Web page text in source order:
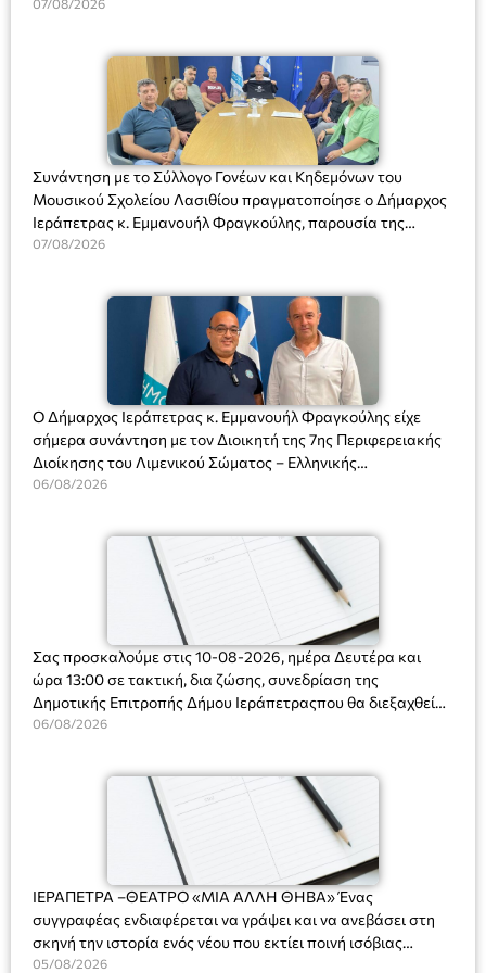
Συνάντηση με το Σύλλογο Γονέων και Κηδεμόνων του
Μουσικού Σχολείου Λασιθίου πραγματοποίησε ο Δήμαρχος
Ιεράπετρας κ. Εμμανουήλ Φραγκούλης, παρουσία της
Διευθύντριας του σχολείου κας Μαριάννας Χαΐτα.
07/08/2026
Ο Δήμαρχος Ιεράπετρας κ. Εμμανουήλ Φραγκούλης είχε
σήμερα συνάντηση με τον Διοικητή της 7ης Περιφερειακής
Διοίκησης του Λιμενικού Σώματος – Ελληνικής
Ακτοφυλακής (Λ.Σ.-ΕΛ.ΑΚΤ.), Αρχιπλοίαρχο Λ.Σ. κ. Ιωάννη
06/08/2026
Σας προσκαλούμε στις 10-08-2026, ημέρα Δευτέρα και
ώρα 13:00 σε τακτική, δια ζώσης, συνεδρίαση της
Δημοτικής Επιτροπής Δήμου Ιεράπετραςπου θα διεξαχθεί
στο Δημοτικό Κατάστημα, Δημοκρατίας 31 στην αίθουσα
και λήψη αποφάσεων στα παρακάτω θέματα:
06/08/2026
ΙΕΡΑΠΕΤΡΑ –ΘΕΑΤΡΟ «ΜΙΑ ΑΛΛΗ ΘΗΒΑ» Ένας
συγγραφέας ενδιαφέρεται να γράψει και να ανεβάσει στη
σκηνή την ιστορία ενός νέου που εκτίει ποινή ισόβιας
κάθειρξης για πατροκτονία. Ένα πολυβραβευμένο έργο για
05/08/2026